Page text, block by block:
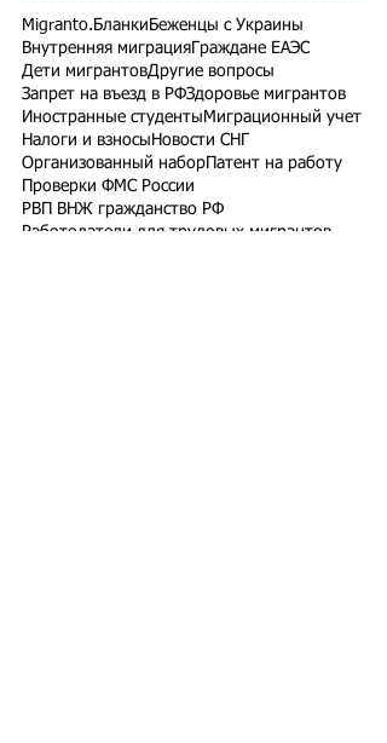
Migranto.Бланки Беженцы с Украины
Внутренняя миграцияГраждане ЕАЭС
Дети мигрантовДругие вопросы
Запрет на въезд в РФЗдоровье мигрантов
Иностранные студенты Миграционный учет
Налоги и взносы Новости СНГ
Организованный наборПатент на работу
Проверки ФМС России
РВП ВНЖ гражданство РФ
Работодатели для трудовых мигрантов